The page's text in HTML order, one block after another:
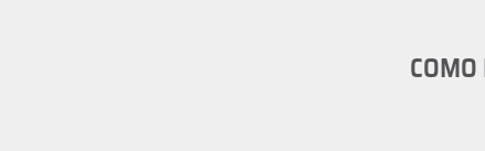
COMO